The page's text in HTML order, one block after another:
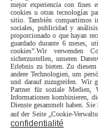
mejor experiencia con fines
cookies u otras tecnologías
sitio. También compartimos
sociales, publicidad y
proporcionado o que hayan
guardado durante 6 meses,
cookies”. Wir verwenden
sicherzustellen, unseren
Erlebnis zu bieten. Zu
andere Technologien, um
und darauf zuzugreifen. Wir
Partner für soziale Medien,
Informationen kombinieren,
Dienste gesammelt haben.
auf der Seite „Cookie-
confidentialité